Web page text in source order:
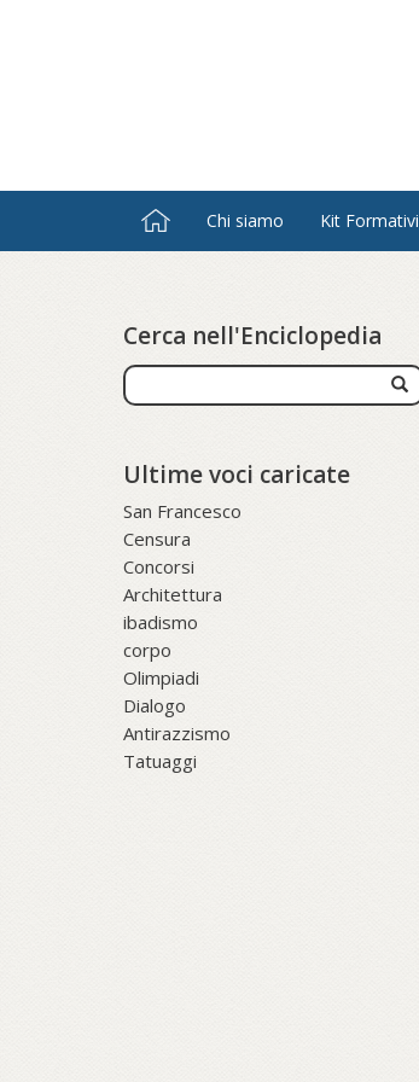
Chi siamo Kit Formativi
Cerca nell'Enciclopedia
Ultime voci caricate
San Francesco
Censura
Concorsi
Architettura
ibadismo
corpo
Olimpiadi
Dialogo
Antirazzismo
Tatuaggi